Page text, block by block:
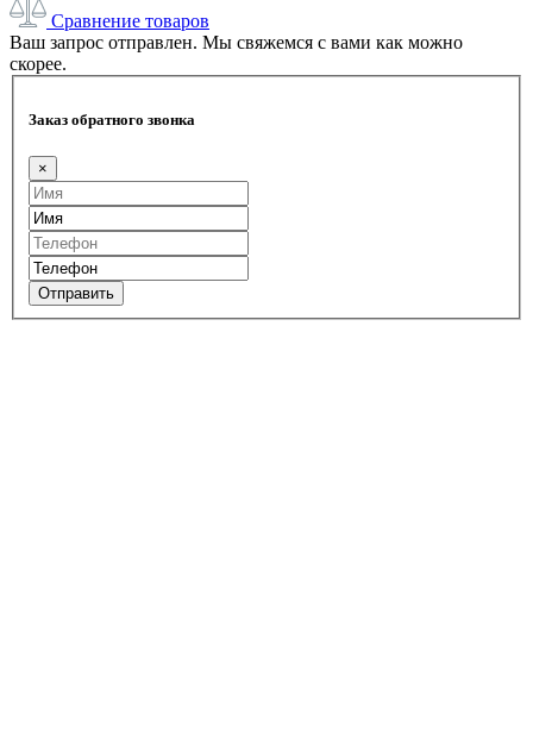
Сравнение товаров
Ваш запрос отправлен. Мы свяжемся с вами как можно
скорее.
Заказ обратного звонка
×
Отправить